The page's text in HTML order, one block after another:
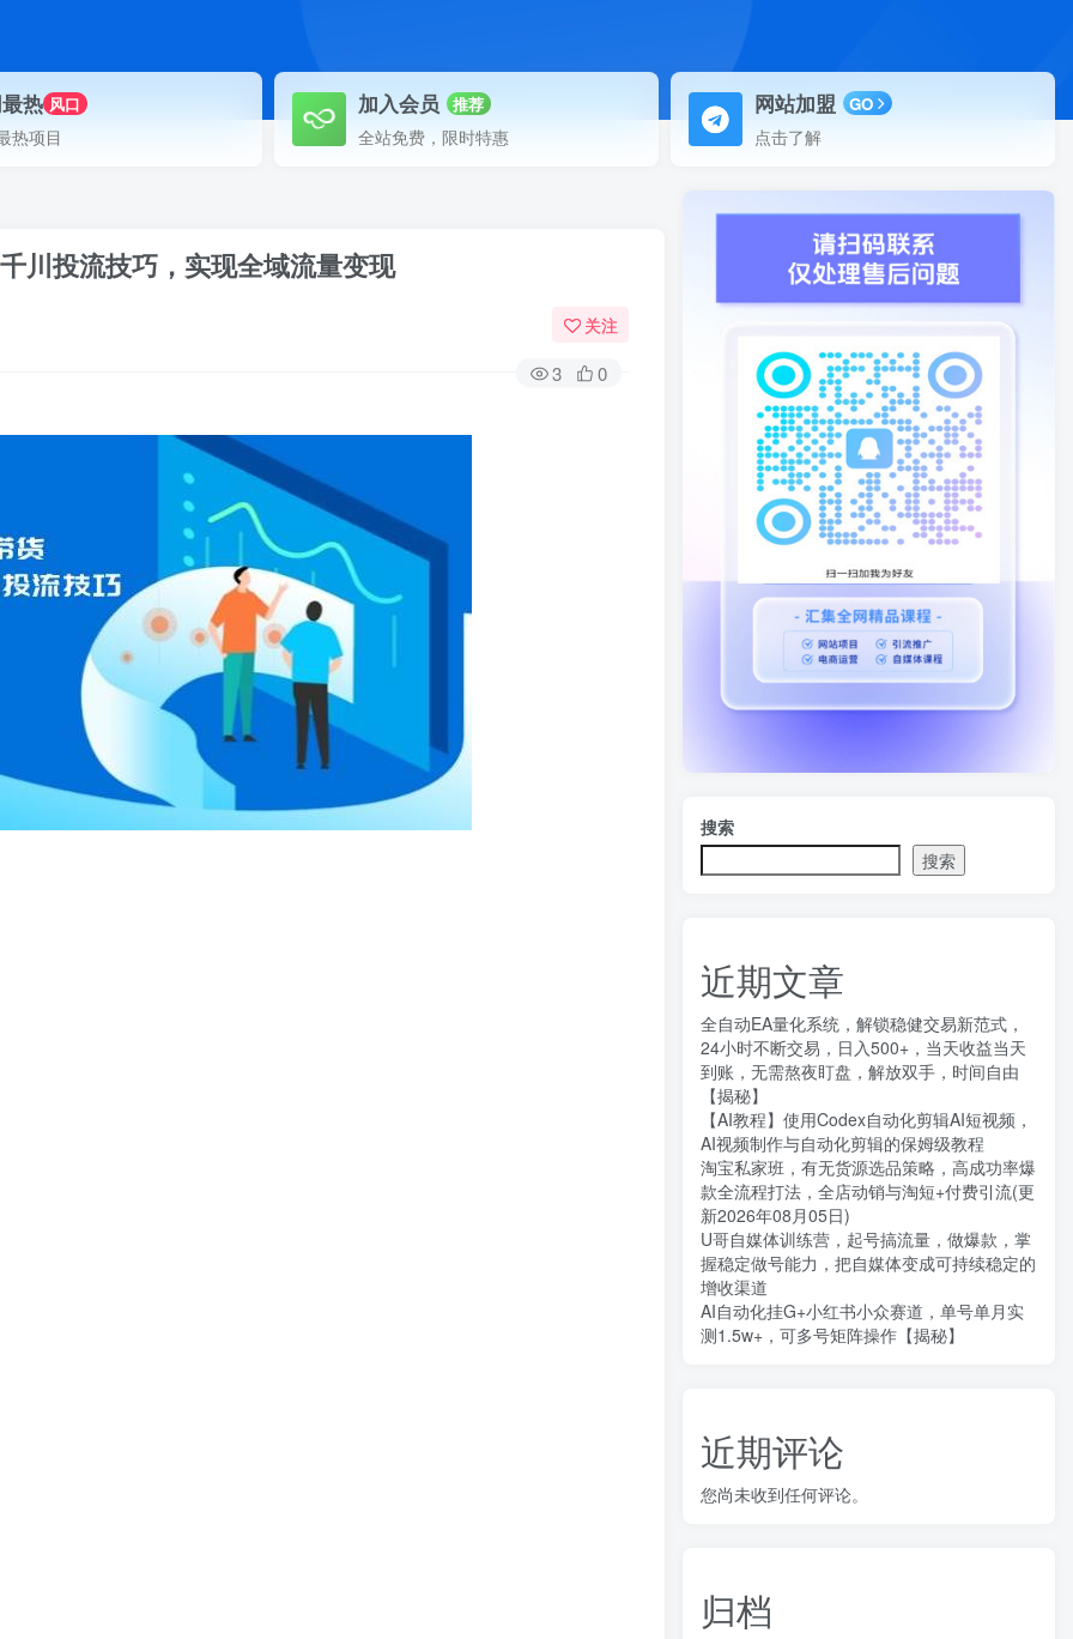
热 风口
热项目
加入会员 推荐
全站免费，限时特惠
网站加盟 GO
点击了解
川投流技巧，实现全域流量变现
关注
3 0
搜索
搜索
近期文章
全自动EA量化系统，解锁稳健交易新范式，
24小时不断交易，日入500+，当天收益当天
到账，无需熬夜盯盘，解放双手，时间自由
【揭秘】
【AI教程】使用Codex自动化剪辑AI短视频，
AI视频制作与自动化剪辑的保姆级教程
淘宝私家班，有无货源选品策略，高成功率爆
款全流程打法，全店动销与淘短+付费引流(更
新2026年08月05日)
U哥自媒体训练营，起号搞流量，做爆款，掌
握稳定做号能力，把自媒体变成可持续稳定的
增收渠道
AI自动化挂G+小红书小众赛道，单号单月实
测1.5w+，可多号矩阵操作【揭秘】
近期评论
您尚未收到任何评论。
归档